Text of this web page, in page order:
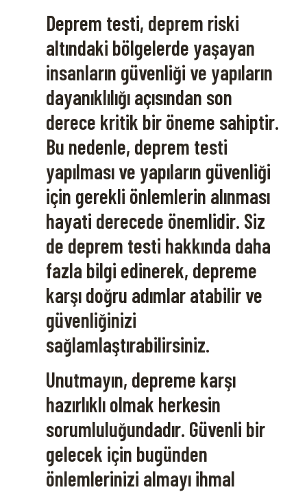
Deprem testi, deprem riski
altındaki bölgelerde yaşayan
insanların güvenliği ve yapıların
dayanıklılığı açısından son
derece kritik bir öneme sahiptir.
Bu nedenle, deprem testi
yapılması ve yapıların güvenliği
için gerekli önlemlerin alınması
hayati derecede önemlidir. Siz
de deprem testi hakkında daha
fazla bilgi edinerek, depreme
karşı doğru adımlar atabilir ve
güvenliğinizi
sağlamlaştırabilirsiniz.
Unutmayın, depreme karşı
hazırlıklı olmak herkesin
sorumluluğundadır. Güvenli bir
gelecek için bugünden
önlemlerinizi almayı ihmal